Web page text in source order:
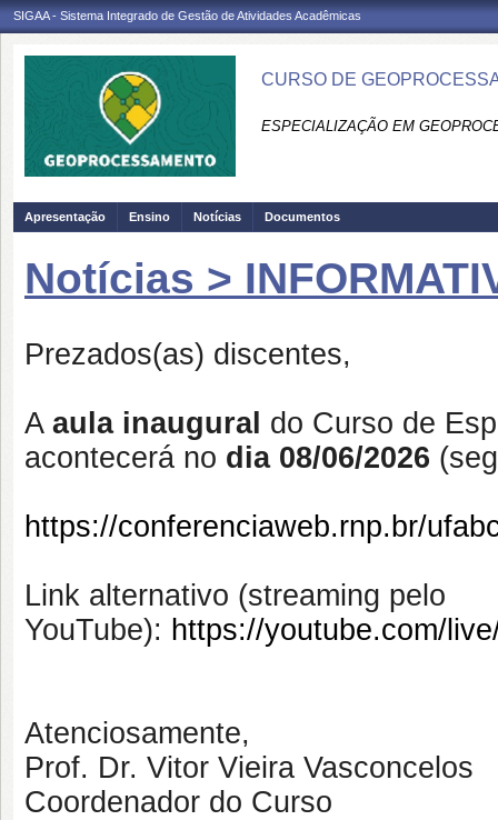
SIGAA - Sistema Integrado de Gestão de Atividades Acadêmicas
CURSO DE
ESPECIALIZAÇÃO EM
Apresentação Ensino Notícias Documentos
Notícias >
Prezados(as) discentes,
A aula inaugural do Curso de
acontecerá no dia 08/06/2026
https://conferenciaweb.rnp.br/
Link alternativo (streaming pelo
YouTube): https://youtube.com/
Atenciosamente,
Prof. Dr. Vitor Vieira Vasconcelos
Coordenador do Curso